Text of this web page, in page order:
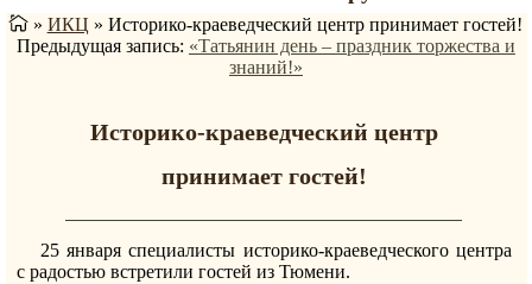
» ИКЦ » Историко-краеведческий центр принимает гостей!
Предыдущая запись: «Татьянин день – праздник торжества и
знаний!»
Историко-краеведческий центр
принимает гостей!
25 января специалисты историко-краеведческого центра
с радостью встретили гостей из Тюмени.